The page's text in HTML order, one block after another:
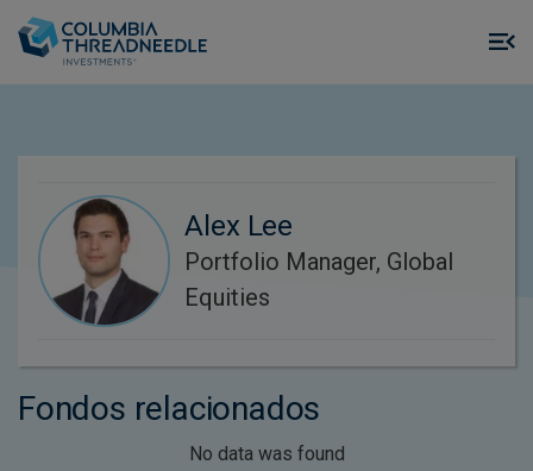
Alex Lee
Portfolio Manager, Global
Equities
Fondos relacionados
No data was found